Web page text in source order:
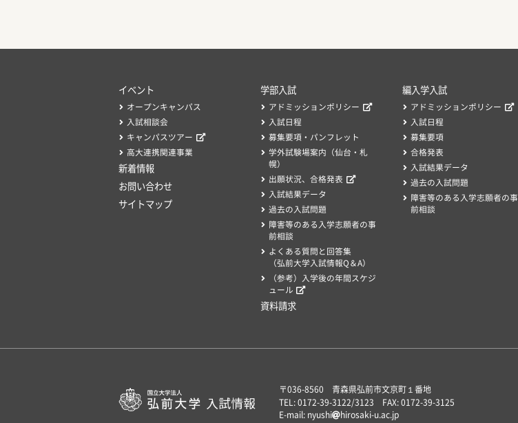
イベント
オープンキャンパス
入試相談会
キャンパスツアー
高大連携関連事業
新着情報
お問い合わせ
サイトマップ
学部入試
アドミッションポリシー
学外試験場案内（仙台・札
幌）
入試日程
募集要項・パンフレット
出願状況、合格発表
入試結果データ
過去の入試問題
障害等のある入学志願者の事
前相談
よくある質問と回答集
（弘前大学入試情報Q＆A）
（参考）入学後の年間スケジ
ュール
資料請求
編入学入試
アドミッションポリシー
入試日程
募集要項
合格発表
入試結果データ
過去の入試問題
障害等のある入学志願者の事
前相談
〒036-8560 青森県弘前市文京町１番地
TEL: 0172-39-3122/3123 FAX: 0172-39-3125
E-mail: nyushi
hirosaki-u.ac.jp